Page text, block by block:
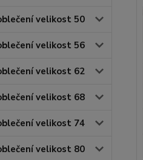
velikost 50
velikost 56
velikost 62
velikost 68
velikost 74
velikost 80